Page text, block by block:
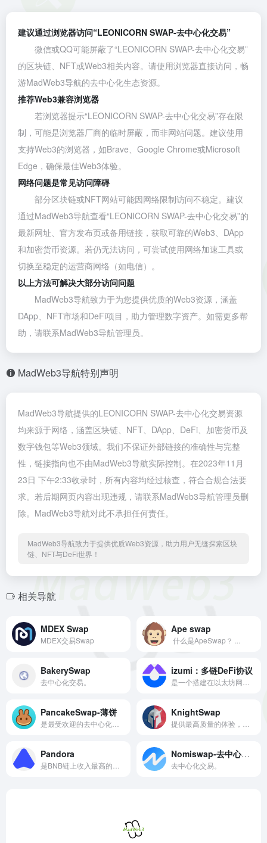
建议通过浏览器访问“LEONICORN SWAP-去中心化交易”
微信或QQ可能屏蔽了“LEONICORN SWAP-去中心化交易”
的区块链、NFT或Web3相关内容。请使用浏览器直接访问，畅
游MadWeb3导航的去中心化生态资源。
推荐Web3兼容浏览器
若浏览器提示“LEONICORN SWAP-去中心化交易”存在限
制，可能是浏览器厂商的临时屏蔽，而非网站问题。建议使用
支持Web3的浏览器，如Brave、 Google Chrome或Microsoft
Edge ，确保最佳Web3体验。
网络问题是常见访问障碍
部分区块链或NFT网站可能因网络限制访问不稳定。建议
通过MadWeb3导航查看“LEONICORN SWAP-去中心化交易”的
最新网址、官方发布页或备用链接，获取可靠的Web3、DApp
和加密货币资源。若仍无法访问，可尝试使用网络加速工具或
切换至稳定的运营商网络（如电信）。
以上方法可解决大部分访问问题
MadWeb3导航致力于为您提供优质的Web3资源，涵盖
DApp、NFT市场和DeFi项目，助力管理数字资产。如需更多帮
助，请联系MadWeb3导航管理员。
MadWeb3导航特别声明
MadWeb3导航提供的LEONICORN SWAP-去中心化交易资源
均来源于网络，涵盖区块链、NFT、DApp、DeFi、加密货币及
数字钱包等Web3领域。我们不保证外部链接的准确性与完整
性，链接指向也不由MadWeb3导航实际控制。在2023年11月
23日 下午2:33收录时，所有内容均经过核查，符合合规合法要
求。若后期网页内容出现违规，请联系MadWeb3导航管理员删
除。MadWeb3导航对此不承担任何责任。
MadWeb3导航致力于提供优质Web3资源，助力用户无缝探索区块
链、NFT与DeFi世界！
相关导航
MDEX Swap
MDEX交易Swap
Ape swap
​ 什么是ApeSwap？ ...
BakerySwap
去中心化交易。
izumi：多链DeFi协议
PancakeSwap-薄饼 KnightSwap
Pandora Nomiswap-去中心化交易
去中心化交易。